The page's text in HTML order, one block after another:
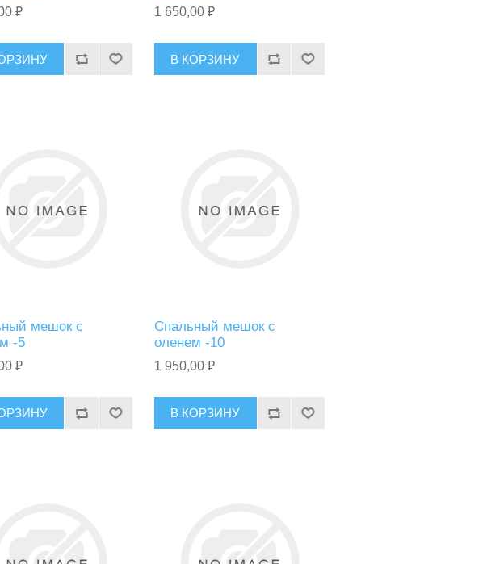
₽ 1 650,00 ₽
В КОРЗИНУ
мешок с
-5
₽
Спальный мешок с
оленем -10
1 950,00 ₽
В КОРЗИНУ